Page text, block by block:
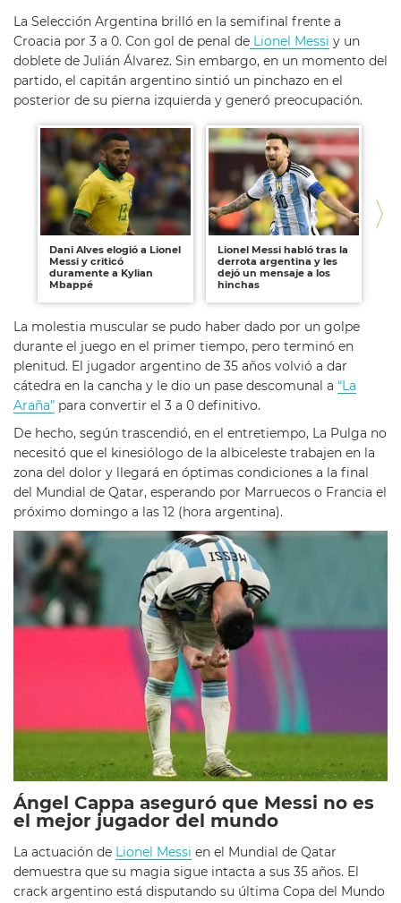
La Selección Argentina brilló en la semifinal frente a
Croacia por 3 a 0. Con gol de penal de Lionel Messi y un
doblete de Julián Álvarez. Sin embargo, en un momento del
partido, el capitán argentino sintió un pinchazo en el
posterior de su pierna izquierda y generó preocupación.
Dani Alves elogió a Lionel
Messi y criticó
duramente a Kylian
Mbappé
Lionel Messi habló tras la
derrota argentina y les
dejó un mensaje a los
hinchas
La molestia muscular se pudo haber dado por un golpe
durante el juego en el primer tiempo, pero terminó en
plenitud. El jugador argentino de 35 años volvió a dar
cátedra en la cancha y le dio un pase descomunal a “La
Araña” para convertir el 3 a 0 definitivo.
De hecho, según trascendió, en el entretiempo, La Pulga no
necesitó que el kinesiólogo de la albiceleste trabajen en la
zona del dolor y llegará en óptimas condiciones a la final
del Mundial de Qatar, esperando por Marruecos o Francia el
próximo domingo a las 12 (hora argentina).
Ángel Cappa aseguró que Messi no es
el mejor jugador del mundo
La actuación de Lionel Messi en el Mundial de Qatar
demuestra que su magia sigue intacta a sus 35 años. El
crack argentino está disputando su última Copa del Mundo